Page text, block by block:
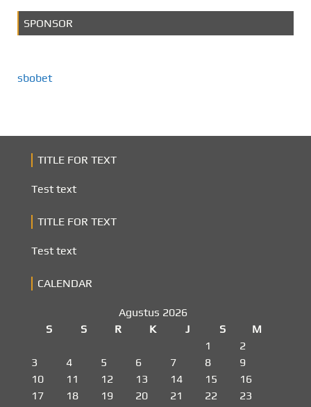
SPONSOR
sbobet
TITLE FOR TEXT
Test text
TITLE FOR TEXT
Test text
CALENDAR
Agustus 2026
S
S R K J S
M
1
2
3
4 5 6 7 8
9
10
11 12 13 14 15
16
17
18 19 20 21 22
23